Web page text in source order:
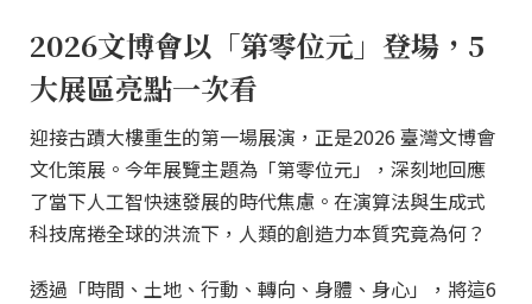
2026文博會以「第零位元」登場，5
大展區亮點一次看
迎接古蹟大樓重生的第一場展演，正是2026 臺灣文博會
文化策展。今年展覽主題為「第零位元」，深刻地回應
了當下人工智快速發展的時代焦慮。在演算法與生成式
科技席捲全球的洪流下，人類的創造力本質究竟為何？
透過「時間、土地、行動、轉向、身體、身心」，將這6